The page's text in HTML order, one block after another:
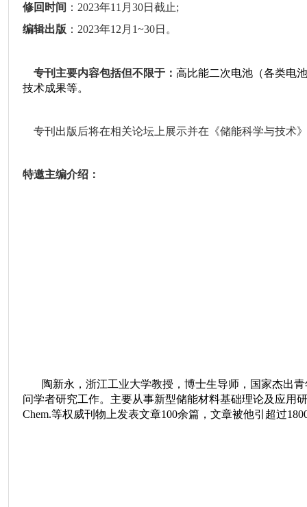
修回时间 ： 2023年11 月 30日截止;
编辑出版 ： 2023年12 月 1~30日。
专刊主要内容包括但不限于： 高比能二次电池（各类电
技术成果等。
专刊出版后将在相关论坛上展示并在《储能科学与技术
特邀主编介绍：
陶新永， 浙江工业大学教授，博士生导师，国家杰出
问学者研究工作。主要从事新型储能材料基础理论及应用
Chem.等权威刊物上发表文章100余篇，文章被他引超过